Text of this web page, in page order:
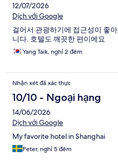
12/07/2026
Dịch với Google
걸어서 관광하기에 접근성이 좋
니다. 호텔도 깨끗한 편이에요
Yang Taik, nghỉ 2 đêm
Nhận xét đã xác thực
10/10 - Ngoại hạng
14/06/2026
Dịch với Google
My favorite hotel in Shanghai
Peter, nghỉ 5 đêm